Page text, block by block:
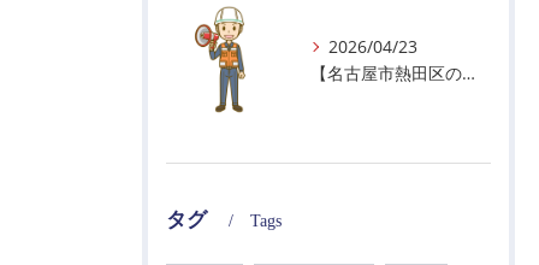
2026/04/23
【名古屋市熱田区の警備会社】GWの面接状況について！
タグ Tags